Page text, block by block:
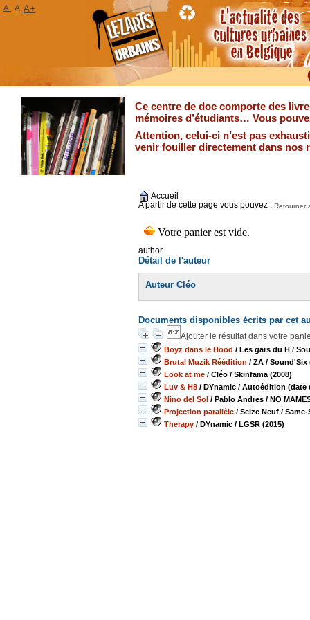
Ce centre de doc comporte des
mémoires d’étudiants… Vous
Attention, celui-ci n’est pas
venir fouiller directement dans nos
Accueil
A partir de cette page vous pouvez : Retourner
author
Détail de l'auteur
Auteur Cléo
Documents disponibles écrits par cet
Ajouter le résultat dans votre
Boyz dans le Hood / Les gars du H /
Brutal Muzik Réédition / ZA / Sound'Six
Look at me / Cléo / Skinfama (2008)
Luv & H8 / DYnamic / Autoédition (date
Nino del Sol / Pablo Andres / NO
Projection parallèle / Seize Neuf /
Therapy / DYnamic / LGSR (2015)
A- A A+